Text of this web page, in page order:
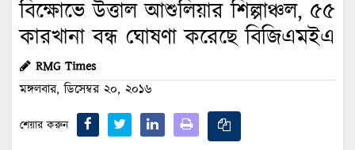
বিক্ষোভে উত্তাল আশুলিয়ার শিল্পাঞ্চল, ৫৫
কারখানা বন্ধ ঘোষণা করেছে বিজিএমইএ
RMG Times
মঙ্গলবার, ডিসেম্বর ২০, ২০১৬
শেয়ার করুন